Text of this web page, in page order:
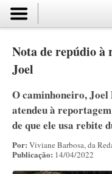
Nota de repúdio
Joel
O caminhoneiro,
atendeu à
de que ele usa rebite
Por: Viviane Barbosa, da
Publicação: 14/04/2022